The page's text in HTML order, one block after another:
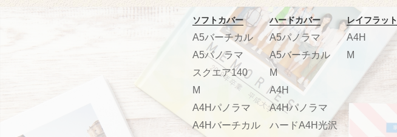
ソフトカバー
A5バーチカル
A5パノラマ
スクエア140
M
A4Hパノラマ
A4Hバーチカル
ハードカバー
A5パノラマ
A5バーチカル
M
A4H
A4Hパノラマ
ハードA4H光沢
レイフラット
A4H
M